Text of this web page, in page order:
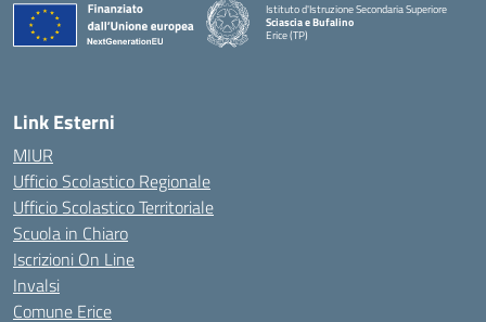
Istituto d'Istruzione Secondaria Superiore
Sciascia e Bufalino
Erice (TP)
Link Esterni
MIUR
Ufficio Scolastico Regionale
Ufficio Scolastico Territoriale
Scuola in Chiaro
Iscrizioni On Line
Invalsi
Comune Erice